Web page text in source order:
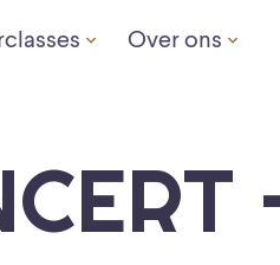
Over ons